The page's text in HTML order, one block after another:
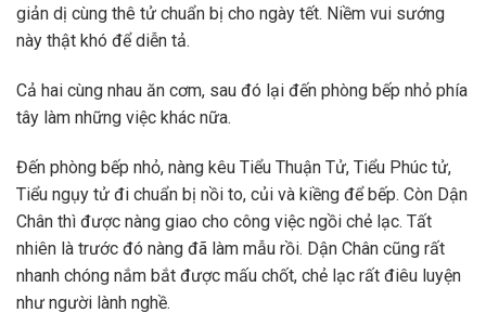
giản dị cùng thê tử chuẩn bị cho ngày tết. Niềm vui sướng
này thật khó để diễn tả.
Cả hai cùng nhau ăn cơm, sau đó lại đến phòng bếp nhỏ phía
tây làm những việc khác nữa.
Đến phòng bếp nhỏ, nàng kêu Tiểu Thuận Tử, Tiểu Phúc tử,
Tiểu ngụy tử đi chuẩn bị nồi to, củi và kiềng để bếp. Còn Dận
Chân thì được nàng giao cho công việc ngồi chẻ lạc. Tất
nhiên là trước đó nàng đã làm mẫu rồi. Dận Chân cũng rất
nhanh chóng nắm bắt được mấu chốt, chẻ lạc rất điêu luyện
như người lành nghề.